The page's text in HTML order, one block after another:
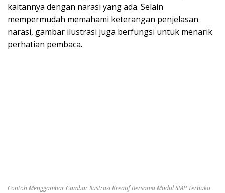
kaitannya dengan narasi yang ada. Selain
mempermudah memahami keterangan penjelasan
narasi, gambar ilustrasi juga berfungsi untuk menarik
perhatian pembaca.
Contoh Menggambar Gambar Ilustrasi Kreatif Bersama Modul SMP Terbuka